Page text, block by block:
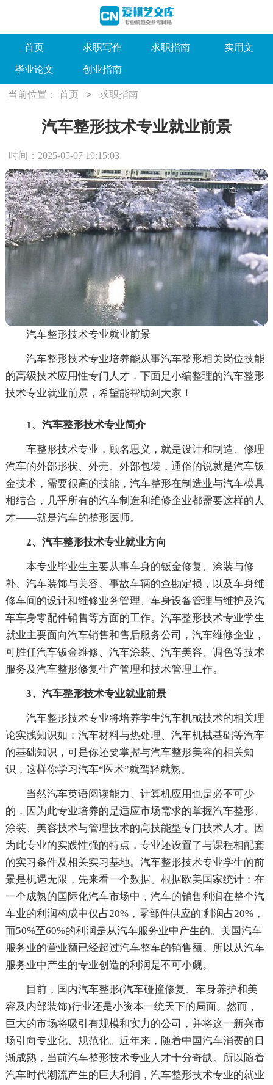
首页 求职写作 求职指南 实用文
毕业论文 创业指南
当前位置： 首页 > 求职指南
汽车整形技术专业就业前景
时间：2025-05-07 19:15:03
汽车整形技术专业就业前景
汽车整形技术专业培养能从事汽车整形相关岗位技能
的高级技术应用性专门人才，下面是小编整理的汽车整形
技术专业就业前景，希望能帮助到大家！
1、汽车整形技术专业简介
车整形技术专业，顾名思义，就是设计和制造、修理
汽车的外部形状、外壳、外部包装，通俗的说就是汽车钣
金技术，需要很高的技能，汽车整形在制造业与汽车模具
相结合，几乎所有的汽车制造和维修企业都需要这样的人
才——就是汽车的整形医师。
2、汽车整形技术专业就业方向
本专业毕业生主要从事车身的钣金修复、涂装与修
补、汽车装饰与美容、事故车辆的查勘定损，以及车身维
修车间的设计和维修业务管理、车身设备管理与维护及汽
车车身零配件销售等方面的工作。汽车整形技术专业学生
就业主要面向汽车销售和售后服务公司，汽车维修企业，
可胜任汽车钣金维修、汽车涂装、汽车美容、调色等技术
服务及汽车整形修复生产管理和技术管理工作。
3、汽车整形技术专业就业前景
汽车整形技术专业将培养学生汽车机械技术的相关理
论实践知识如：汽车材料与热处理、汽车机械基础等汽车
的基础知识，可是你还要掌握与汽车整形美容的相关知
识，这样你学习汽车“医术”就驾轻就熟。
当然汽车英语阅读能力、计算机应用也是必不可少
的，因为此专业培养的是适应市场需求的掌握汽车整形、
涂装、美容技术与管理技术的高技能型专门技术人才。因
为此专业的实践性强的特点，专业还设置了与课程相配套
的实习条件及相关实习基地。汽车整形技术专业学生的前
景是机遇无限，先来看一个数据。根据欧美国家统计：在
一个成熟的国际化汽车市场中，汽车的销售利润在整个汽
车业的利润构成中仅占20%，零部件供应的'利润占20%，
而50%至60%的利润是从汽车服务业中产生的。美国汽车
服务业的营业额已经超过汽车整车的销售额。所以从汽车
服务业中产生的专业创造的利润是不可小觑。
目前，国内汽车整形(汽车碰撞修复、车身养护和美
容及内部装饰)行业还是小资本一统天下的局面。然而，
巨大的市场将吸引有规模和实力的公司，并将这一新兴市
场引向专业化、规范化。近年来，随着中国汽车消费的日
渐成熟，当前汽车整形技术专业人才十分奇缺。所以随着
汽车时代潮流产生的巨大利润，汽车整形技术专业的就业